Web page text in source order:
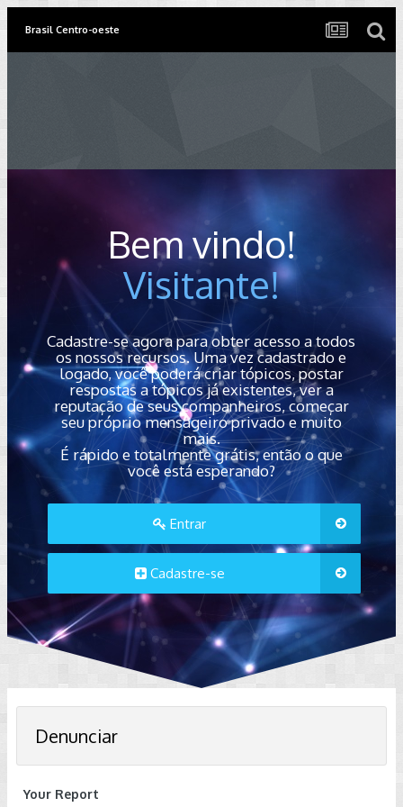
Brasil Centro-oeste
Bem vindo!
Visitante!
Cadastre-se agora para obter acesso a todos
os nossos recursos. Uma vez cadastrado e
logado, você poderá criar tópicos, postar
respostas a tópicos já existentes, ver a
reputação de seus companheiros, começar
seu próprio mensageiro privado e muito
mais.
É rápido e totalmente grátis, então o que
você está esperando?
Entrar
Cadastre-se
Denunciar
Your Report